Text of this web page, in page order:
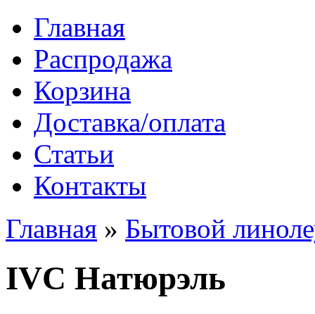
Главная
Распродажа
Корзина
Доставка/оплата
Статьи
Контакты
Главная » Бытовой
IVC Натюрэль